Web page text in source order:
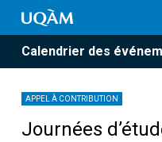
Calendrier des
APPEL À CONTRIBUTION
Journées